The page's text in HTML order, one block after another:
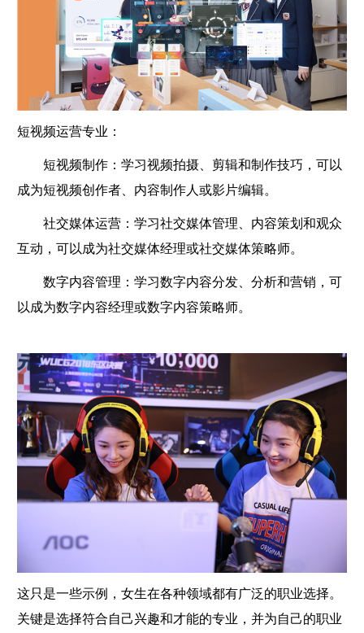
短视频运营专业：
短视频制作：学习视频拍摄、剪辑和制作技巧，可以
成为短视频创作者、内容制作人或影片编辑。
社交媒体运营：学习社交媒体管理、内容策划和观众
互动，可以成为社交媒体经理或社交媒体策略师。
数字内容管理：学习数字内容分发、分析和营销，可
以成为数字内容经理或数字内容策略师。
这只是一些示例，女生在各种领域都有广泛的职业选择。
关键是选择符合自己兴趣和才能的专业，并为自己的职业